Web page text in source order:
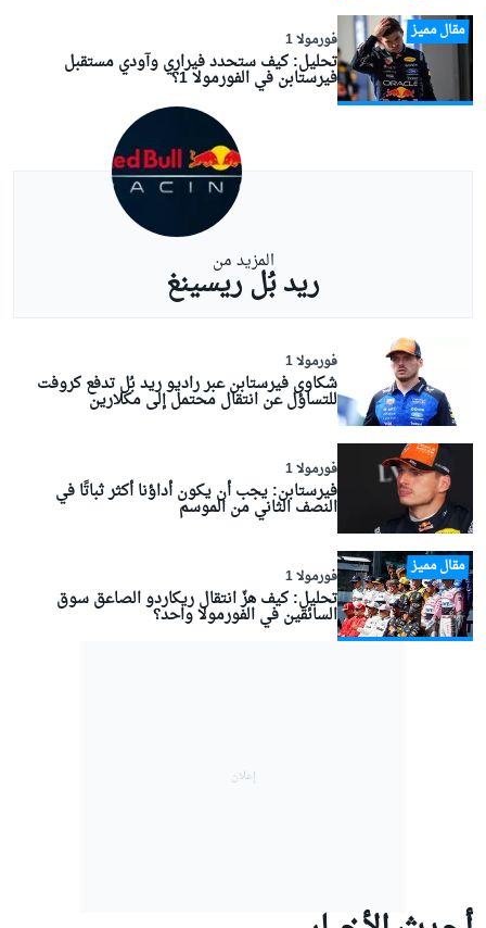
مقال مميز فورمولا 1
تحليل: كيف ستحدد فيراري وآودي مستقبل
فيرستابن في الفورمولا 1؟
المزيد من
ريد بُل ريسينغ
فورمولا 1
شكاوى فيرستابن عبر راديو ريد بُل تدفع كروفت
للتساؤل عن انتقال محتمل إلى مكلارين
فورمولا 1
فيرستابن: يجب أن يكون أداؤنا أكثر ثباتًا في
النصف الثاني من الموسم
مقال مميز فورمولا 1
تحليل: كيف هزّ انتقال ريكاردو الصاعق سوق
السائقين في الفورمولا واحد؟